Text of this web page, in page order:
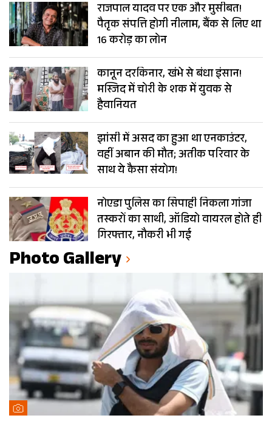
राजपाल यादव पर एक और मुसीबत!
पैतृक संपत्ति होगी नीलाम, बैंक से लिए था
16 करोड़ का लोन
कानून दरकिनार, खंभे से बंधा इंसान!
मस्जिद में चोरी के शक में युवक से
हैवानियत
झांसी में असद का हुआ था एनकाउंटर,
वहीं अबान की मौत; अतीक परिवार के
साथ ये कैसा संयोग!
नोएडा पुलिस का सिपाही निकला गांजा
तस्करों का साथी, ऑडियो वायरल होते ही
गिरफ्तार, नौकरी भी गई
Photo Gallery